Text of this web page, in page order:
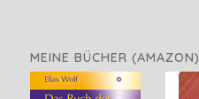
MEINE BÜCHER (AMAZON)